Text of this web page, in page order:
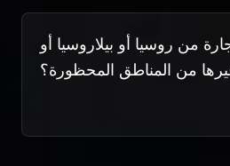
من روسيا أو بيلاروسيا أو
من المناطق المحظورة؟